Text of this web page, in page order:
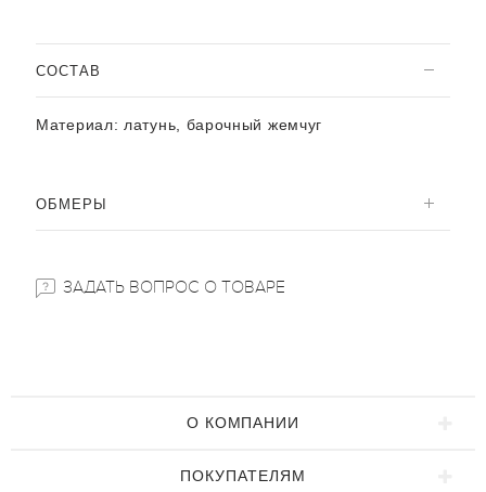
CОСТАВ
Материал: латунь, барочный жемчуг
ОБМЕРЫ
ЗАДАТЬ ВОПРОС О ТОВАРЕ
О КОМПАНИИ
ПОКУПАТЕЛЯМ